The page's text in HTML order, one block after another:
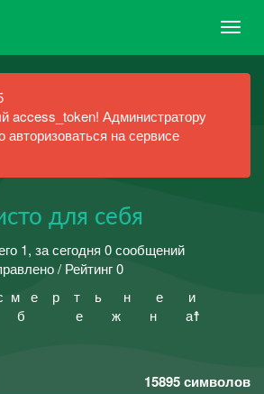
access_token! Администратору
на сервисе
для себя
1, за сегодня 0 сообщений
/ Рейтинг 0
ㅤ ㅤㅤㅤ ㅤеㅤ ㅤ ㅤㅤㅤㅤ ㅤ рㅤ ㅤ ㅤㅤㅤㅤ ㅤ ㅤтㅤ ㅤ ㅤㅤㅤㅤ ㅤ ㅤㅤьㅤ ㅤ ㅤㅤㅤㅤ ㅤ ㅤㅤㅤㅤ ㅤ ㅤㅤㅤнㅤ ㅤ ㅤㅤㅤㅤ ㅤ ㅤㅤㅤㅤ ㅤ ㅤㅤㅤㅤ еㅤ ㅤ ㅤㅤㅤㅤ ㅤ ㅤㅤㅤㅤ ㅤ ㅤㅤㅤㅤ ㅤиㅤ ㅤ ㅤㅤㅤㅤ ㅤ ㅤㅤㅤㅤ ㅤ ㅤㅤㅤㅤ ㅤ
ㅤ ㅤ ㅤㅤㅤㅤ ㅤ ㅤㅤбㅤ ㅤㅤㅤㅤ ㅤ ㅤㅤㅤㅤ ㅤ ㅤㅤㅤㅤ ㅤ ㅤㅤ ㅤ ㅤㅤㅤㅤ ㅤ ㅤㅤㅤㅤ ㅤ ㅤㅤ еㅤ ㅤ ㅤㅤㅤㅤ ㅤ ㅤㅤㅤㅤ ㅤ ㅤㅤㅤㅤ ㅤ жㅤ ㅤ ㅤㅤㅤㅤ ㅤ ㅤㅤㅤㅤ ㅤ ㅤㅤㅤㅤ ㅤ ㅤнㅤ ㅤ ㅤㅤㅤㅤ ㅤ ㅤㅤㅤㅤ ㅤ ㅤㅤㅤㅤ ㅤ а☨
15895символов